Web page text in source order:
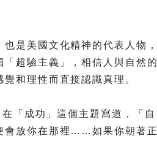
是美國文化精神的代表人物，
超驗主義」，相信人與自然的
和理性而直接認識真理。
「成功」這個主題寫道，「自
會放你在那裡……如果你朝著正